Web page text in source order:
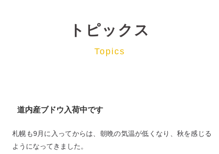
トピックス
Topics
道内産ブドウ入荷中です
札幌も9月に入ってからは、朝晩の気温が低くなり、秋を感じる
ようになってきました。